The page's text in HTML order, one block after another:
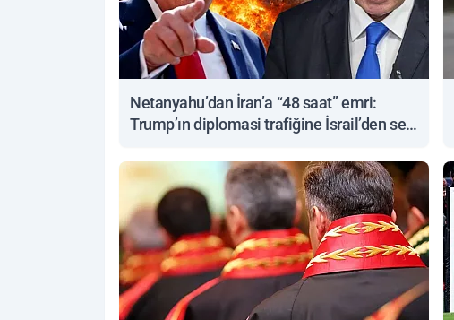
Netanyahu’dan İran’a “48 saat” emri:
Trump’ın diplomasi trafiğine İsrail’den sert